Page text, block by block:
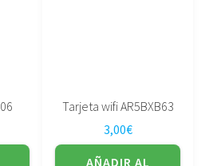
Tarjeta wifi AR5BXB63
3,00€
AÑADIR AL